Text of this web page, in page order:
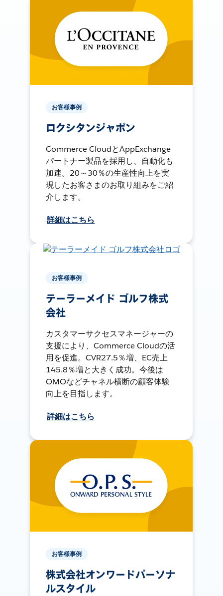
お客様事例
ロクシタンジャポン
Commerce CloudとAppExchange
パートナー製品を採用し、自動化も
加速。20～30％の生産性向上を実
現したお客さまのお取り組みをご紹
介します。
詳細はこちら
お客様事例
テーラーメイド ゴルフ株式
会社
カスタマーサクセスマネージャーの
支援により、Commerce Cloudの活
用を促進。CVR27.5％増、EC売上
145.8％増と大きく成功。今後は
OMOなどチャネル横断の顧客体験
向上を目指します。
詳細はこちら
お客様事例
株式会社オンワードパーソナ
ルスタイル